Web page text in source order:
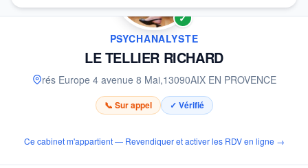
✓
PSYCHANALYSTE
LE TELLIER RICHARD
rés Europe 4 avenue 8 Mai,13090AIX EN PROVENCE
📞 Sur appel ✓ Vérifié
Ce cabinet m'appartient — Revendiquer et activer les RDV en ligne →